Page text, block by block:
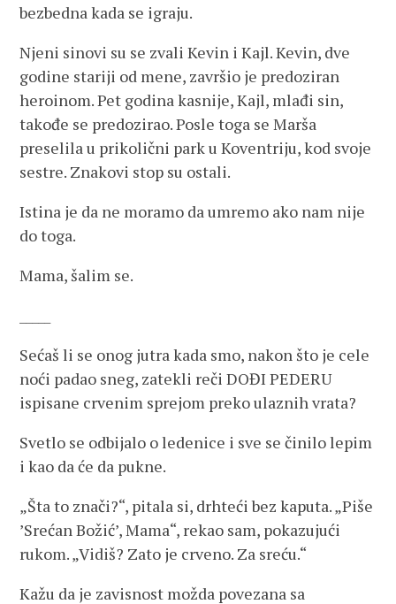
bezbedna kada se igraju.
Njeni sinovi su se zvali Kevin i Kajl. Kevin, dve
godine stariji od mene, završio je predoziran
heroinom. Pet godina kasnije, Kajl, mlađi sin,
takođe se predozirao. Posle toga se Marša
preselila u prikolični park u Koventriju, kod svoje
sestre. Znakovi stop su ostali.
Istina je da ne moramo da umremo ako nam nije
do toga.
Mama, šalim se.
Sećaš li se onog jutra kada smo, nakon što je cele
noći padao sneg, zatekli reči DOĐI PEDERU
ispisane crvenim sprejom preko ulaznih vrata?
Svetlo se odbijalo o ledenice i sve se činilo lepim
i kao da će da pukne.
„Šta to znači?“, pitala si, drhteći bez kaputa. „Piše
’Srećan Božić’, Mama“, rekao sam, pokazujući
rukom. „Vidiš? Zato je crveno. Za sreću.“
Kažu da je zavisnost možda povezana sa